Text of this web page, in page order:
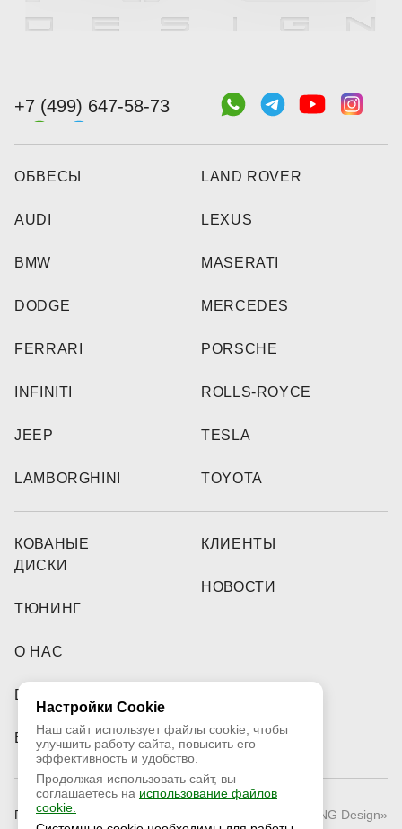
+7 (499) 647-58-73
ОБВЕСЫ
AUDI
BMW
DODGE
FERRARI
INFINITI
JEEP
LAMBORGHINI
LAND ROVER
LEXUS
MASERATI
MERCEDES
PORSCHE
ROLLS-ROYCE
TESLA
TOYOTA
КОВАНЫЕ
ДИСКИ
ТЮНИНГ
О НАС
DEALERS
ВИДЕО
КЛИЕНТЫ
НОВОСТИ
© 2026 «RNG Design»
Публичная оферта
Настройки Cookie
Наш сайт использует файлы cookie, чтобы
улучшить работу сайта, повысить его
эффективность и удобство.
Продолжая использовать сайт, вы
соглашаетесь на использование файлов
cookie.